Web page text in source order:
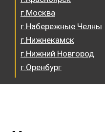
г.Москва
г.Набережные Челны
г.Нижнекамск
г.Нижний Новгород
г.Оренбург